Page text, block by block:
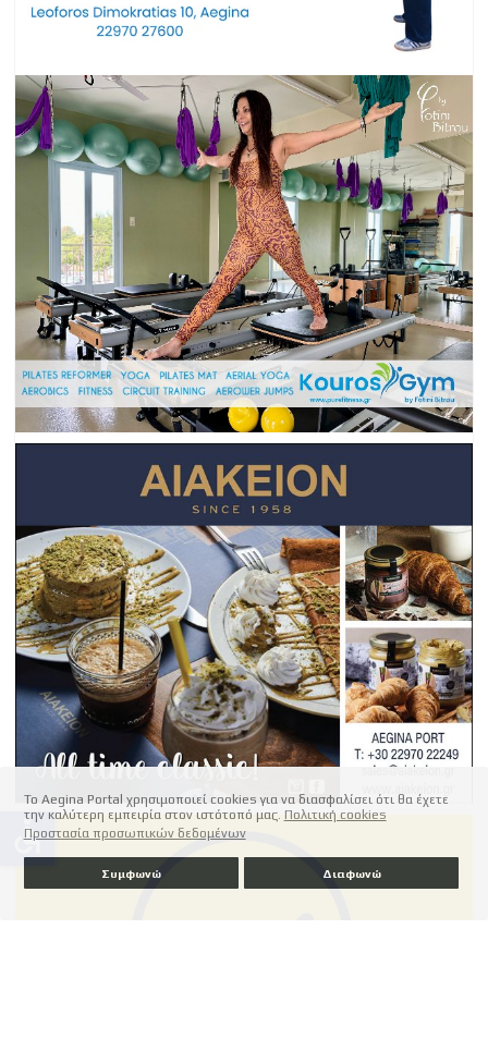
Το Aegina Portal χρησιμοποιεί cookies για να διασφαλίσει ότι θα έχετε
την καλύτερη εμπειρία στον ιστότοπό μας. Πολιτική cookies
Προστασία προσωπικών δεδομένων
Συμφωνώ Διαφωνώ
accessible